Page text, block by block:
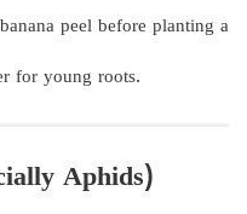
peel before planting a
for young roots.
Aphids)